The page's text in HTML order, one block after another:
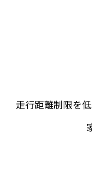
アラス
走行距離制限を